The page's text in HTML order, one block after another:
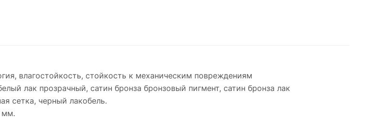
влагостойкость, стойкость к механическим повреждениям
лак прозрачный, cатин бронза бронзовый пигмент, cатин бронза лак
сетка, черный лакобель.
мм.